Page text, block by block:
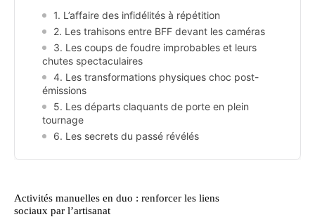
1. L’affaire des infidélités à répétition
2. Les trahisons entre BFF devant les caméras
3. Les coups de foudre improbables et leurs
chutes spectaculaires
4. Les transformations physiques choc post-
émissions
5. Les départs claquants de porte en plein
tournage
6. Les secrets du passé révélés
Activités manuelles en duo : renforcer les liens
sociaux par l’artisanat